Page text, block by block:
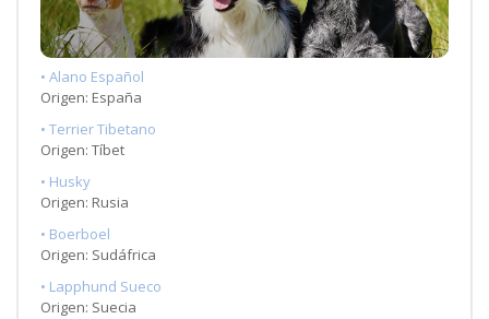
• Alano Español
Origen: España
• Terrier Tibetano
Origen: Tíbet
• Husky
Origen: Rusia
• Boerboel
Origen: Sudáfrica
• Lapphund Sueco
Origen: Suecia